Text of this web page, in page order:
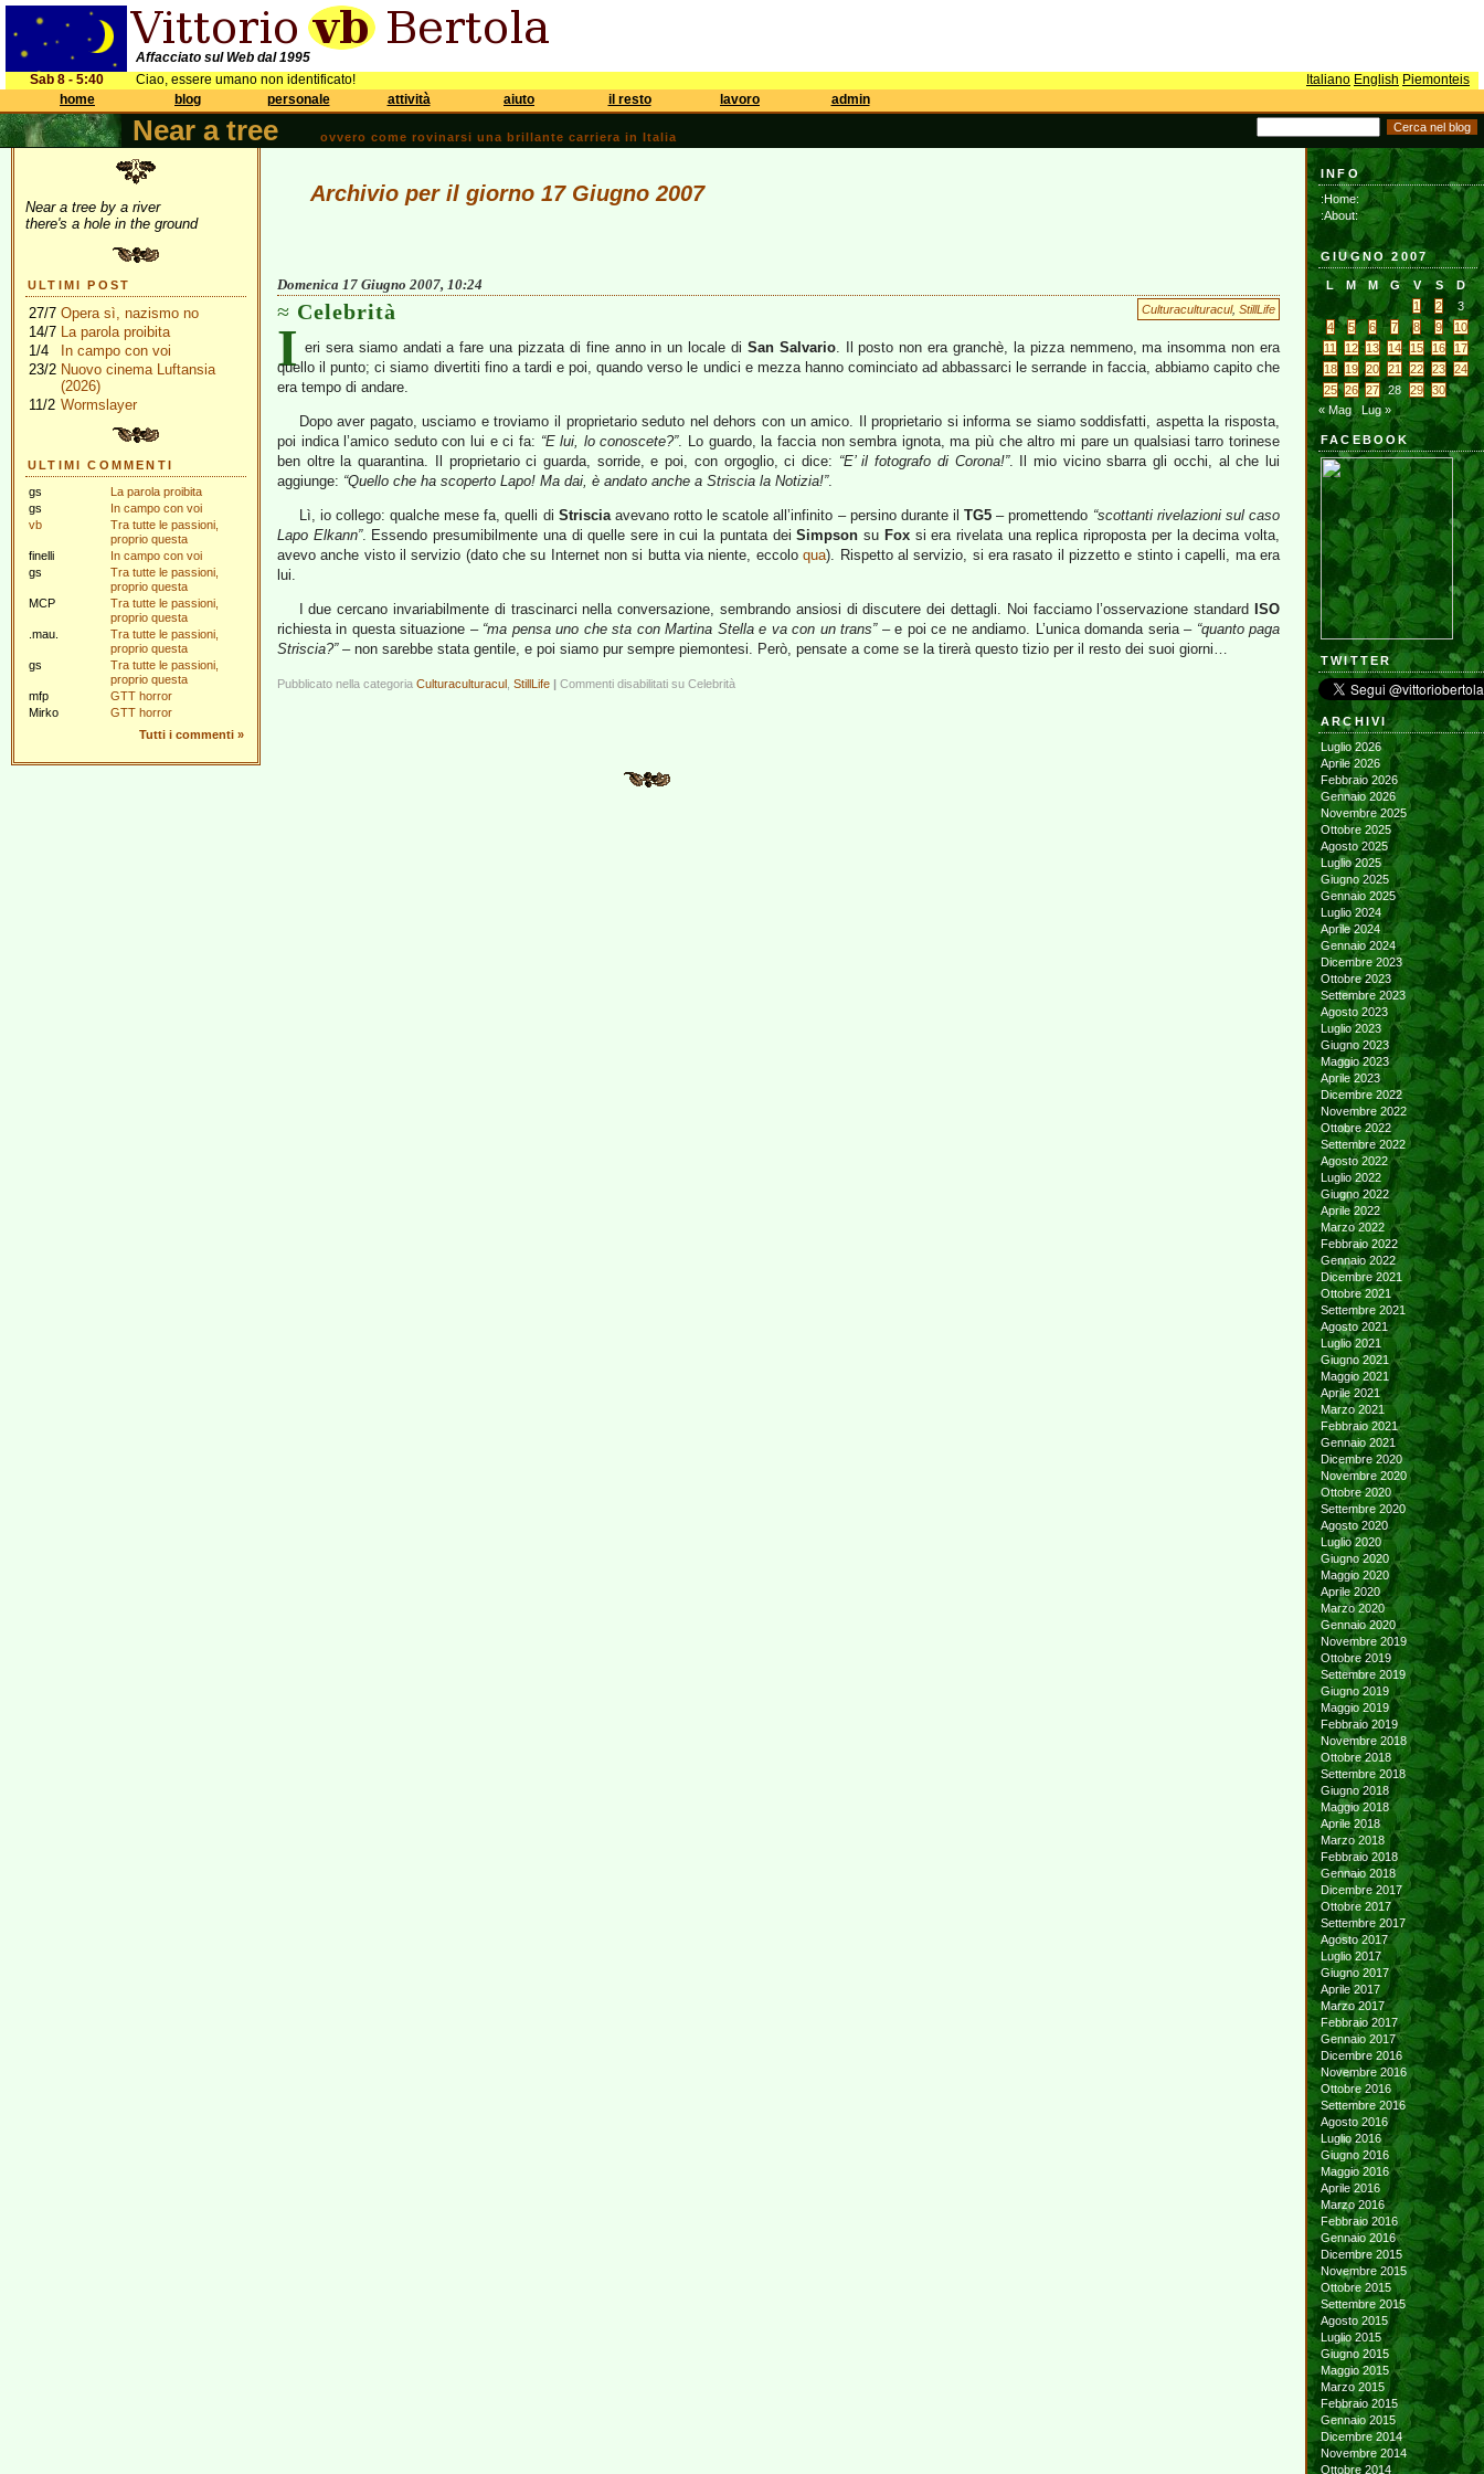
Affacciato sul Web dal 1995
Sab 8 - 5:40
Ciao, essere umano non identificato! Italiano English Piemonteis
home
blog personale attività aiuto il resto lavoro admin
Near a tree ovvero come rovinarsi una brillante carriera in Italia
Near a tree by a river
there's a hole in the ground
ULTIMI POST
27/7 Opera sì, nazismo no
14/7 La parola proibita
1/4
In campo con voi
23/2 Nuovo cinema Luftansia
(2026)
11/2 Wormslayer
ULTIMI COMMENTI
gs
La parola proibita
gs
In campo con voi
vb
Tra tutte le passioni,
proprio questa
finelli
In campo con voi
gs
Tra tutte le passioni,
proprio questa
MCP
Tra tutte le passioni,
proprio questa
.mau.
Tra tutte le passioni,
proprio questa
gs
Tra tutte le passioni,
proprio questa
mfp
GTT horror
Mirko
GTT horror
Tutti i commenti »
Archivio per il giorno 17 Giugno 2007
Domenica 17 Giugno 2007, 10:24
Culturaculturacul, StillLife
Celebrità
I eri sera siamo andati a fare una pizzata di fine anno in un locale di San Salvario. Il posto non era granchè, la pizza nemmeno, ma insomma non era
quello il punto; ci siamo divertiti fino a tardi e poi, quando verso le undici e mezza hanno cominciato ad abbassarci le serrande in faccia, abbiamo capito che
era tempo di andare.
Dopo aver pagato, usciamo e troviamo il proprietario seduto nel dehors con un amico. Il proprietario si informa se siamo soddisfatti, aspetta la risposta,
poi indica l’amico seduto con lui e ci fa: “E lui, lo conoscete?”. Lo guardo, la faccia non sembra ignota, ma più che altro mi pare un qualsiasi tarro torinese
ben oltre la quarantina. Il proprietario ci guarda, sorride, e poi, con orgoglio, ci dice: “E’ il fotografo di Corona!”. Il mio vicino sbarra gli occhi, al che lui
aggiunge: “Quello che ha scoperto Lapo! Ma dai, è andato anche a Striscia la Notizia!”.
Lì, io collego: qualche mese fa, quelli di Strisciaavevano rotto le scatole all’infinito – persino durante ilTG5 – promettendo “scottanti rivelazioni sul caso
Lapo Elkann”. Essendo presumibilmente una di quelle sere in cui la puntata deiSimpson su Foxsi era rivelata una replica riproposta per la decima volta,
avevo anche visto il servizio (dato che su Internet non si butta via niente, eccoloqua). Rispetto al servizio, si era rasato il pizzetto e stinto i capelli, ma era
lui.
I due cercano invariabilmente di trascinarci nella conversazione, sembrando ansiosi di discutere dei dettagli. Noi facciamo l’osservazione standard
ISO
richiesta in questa situazione – “ma pensa uno che sta con Martina Stella e va con un trans”– e poi ce ne andiamo. L’unica domanda seria – “quanto paga
Striscia?”– non sarebbe stata gentile, e poi siamo pur sempre piemontesi. Però, pensate a come se la tirerà questo tizio per il resto dei suoi giorni…
Pubblicato nella categoria Culturaculturacul StillLife | Commenti disabilitati su Celebrità
INFO
:Home:
:About:
GIUGNO 2007
L M M G V S
D
1
2
3
4
5 6 7 8 9
10
11
12 13 14 15 16
17
18
19 20 21 22 23
24
25
26 27 28 29
30
« Mag
Lug »
FACEBOOK
TWITTER
ARCHIVI
Luglio 2026
Aprile 2026
Febbraio 2026
Gennaio 2026
Novembre 2025
Ottobre 2025
Agosto 2025
Luglio 2025
Giugno 2025
Gennaio 2025
Luglio 2024
Aprile 2024
Gennaio 2024
Dicembre 2023
Ottobre 2023
Settembre 2023
Agosto 2023
Luglio 2023
Giugno 2023
Maggio 2023
Aprile 2023
Dicembre 2022
Novembre 2022
Ottobre 2022
Settembre 2022
Agosto 2022
Luglio 2022
Giugno 2022
Aprile 2022
Marzo 2022
Febbraio 2022
Gennaio 2022
Dicembre 2021
Ottobre 2021
Settembre 2021
Agosto 2021
Luglio 2021
Giugno 2021
Maggio 2021
Aprile 2021
Marzo 2021
Febbraio 2021
Gennaio 2021
Dicembre 2020
Novembre 2020
Ottobre 2020
Settembre 2020
Agosto 2020
Luglio 2020
Giugno 2020
Maggio 2020
Aprile 2020
Marzo 2020
Gennaio 2020
Novembre 2019
Ottobre 2019
Settembre 2019
Giugno 2019
Maggio 2019
Febbraio 2019
Novembre 2018
Ottobre 2018
Settembre 2018
Giugno 2018
Maggio 2018
Aprile 2018
Marzo 2018
Febbraio 2018
Gennaio 2018
Dicembre 2017
Ottobre 2017
Settembre 2017
Agosto 2017
Luglio 2017
Giugno 2017
Aprile 2017
Marzo 2017
Febbraio 2017
Gennaio 2017
Dicembre 2016
Novembre 2016
Ottobre 2016
Settembre 2016
Agosto 2016
Luglio 2016
Giugno 2016
Maggio 2016
Aprile 2016
Marzo 2016
Febbraio 2016
Gennaio 2016
Dicembre 2015
Novembre 2015
Ottobre 2015
Settembre 2015
Agosto 2015
Luglio 2015
Giugno 2015
Maggio 2015
Marzo 2015
Febbraio 2015
Gennaio 2015
Dicembre 2014
Novembre 2014
Ottobre 2014